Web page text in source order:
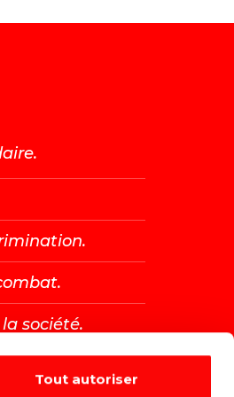
Tout autoriser
société.